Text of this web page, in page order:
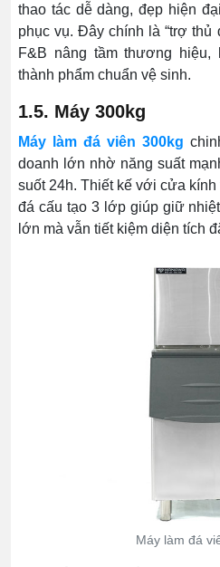
thao tác dễ dàng, đẹp hiện
phục vụ. Đây chính là “trợ thủ
F&B nâng tầm thương
thành phẩm chuẩn vệ sinh.
1.5. Máy 300kg
Máy làm đá viên 300kg
doanh lớn nhờ năng suất
suốt 24h. Thiết kế với cửa
đá cấu tạo 3 lớp giúp giữ
lớn mà vẫn tiết kiệm diện tích
Máy làm đá